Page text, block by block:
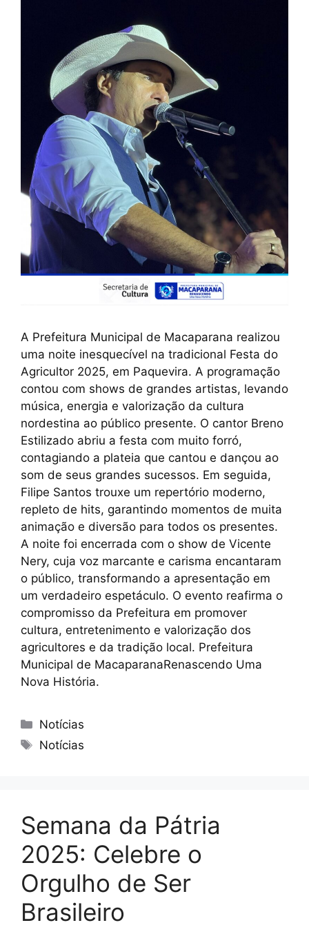
A Prefeitura Municipal de Macaparana realizou
uma noite inesquecível na tradicional Festa do
Agricultor 2025, em Paquevira. A programação
contou com shows de grandes artistas, levando
música, energia e valorização da cultura
nordestina ao público presente. O cantor Breno
Estilizado abriu a festa com muito forró,
contagiando a plateia que cantou e dançou ao
som de seus grandes sucessos. Em seguida,
Filipe Santos trouxe um repertório moderno,
repleto de hits, garantindo momentos de muita
animação e diversão para todos os presentes.
A noite foi encerrada com o show de Vicente
Nery, cuja voz marcante e carisma encantaram
o público, transformando a apresentação em
um verdadeiro espetáculo. O evento reafirma o
compromisso da Prefeitura em promover
cultura, entretenimento e valorização dos
agricultores e da tradição local. Prefeitura
Municipal de MacaparanaRenascendo Uma
Nova História.
Notícias
Notícias
Semana da Pátria
2025: Celebre o
Orgulho de Ser
Brasileiro